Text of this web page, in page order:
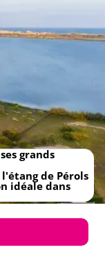
grands
de Pérols
idéale dans